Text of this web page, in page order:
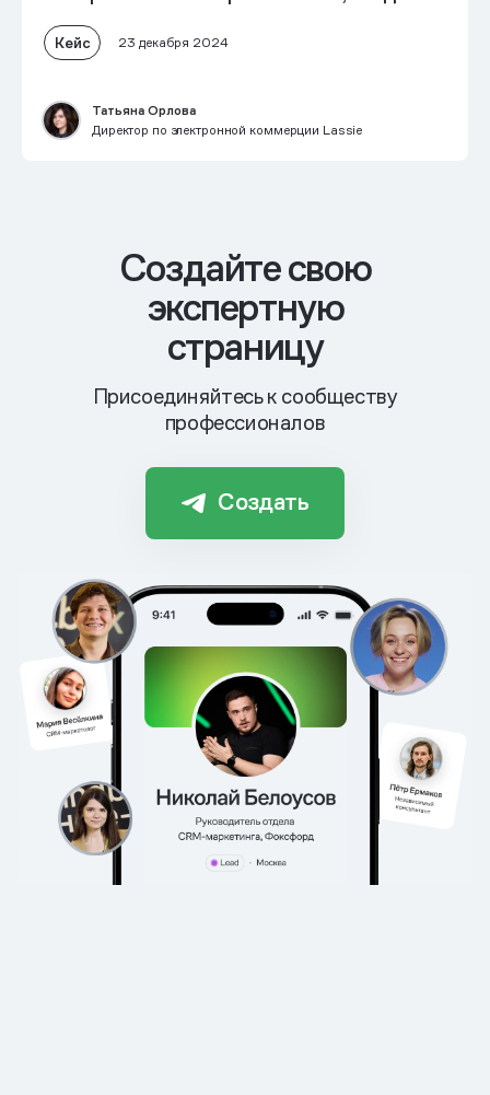
Кейс 23 декабря 2024
Татьяна Орлова
Директор по электронной коммерции Lassie
Cоздайте свою
экспертную
страницу
Присоединяйтесь к сообществу
профессионалов
Создать